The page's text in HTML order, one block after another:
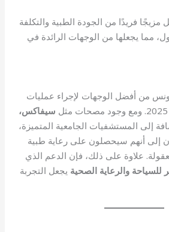
مزيجًا فريدًا من الجودة الطبية والتكلفة
مما يجعلها من الوجهات الرائدة في
من أفضل الوجهات لإجراء عمليات
سيفاكس،
إلى المستشفيات الجامعية المتميزة،
إلى أنهم سيحصلون على رعاية طبية
علاوة على ذلك، فإن الدعم الذي
للسياحة والرعاية الصحية يجعل التجربة